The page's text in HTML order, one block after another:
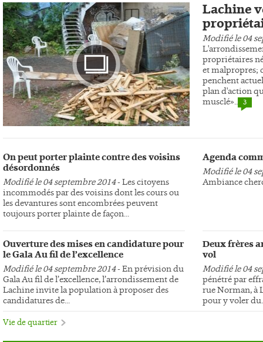
Lachine
Modifié le 04
propriétaires
et malpropres;
penchent
plan d'action
musclé».. 3
Photo
On peut porter plainte contre des voisins
désordonnés
Modifié le 04 septembre 2014- Les citoyens
incommodés par des voisins dont les cours ou
les devantures sont encombrées peuvent
toujours porter plainte de façon...
Ouverture des mises en candidature pour
le Gala Au fil de l’excellence
Modifié le 04 septembre 2014- En prévision du
Gala Au fil de l’excellence, l’arrondissement de
Lachine invite la population à proposer des
candidatures de...
Agenda
Modifié le 04
Ambiance
Deux frères
vol
Modifié le 04
pénétré par
rue Norman, à
pour y voler
Vie de quartier